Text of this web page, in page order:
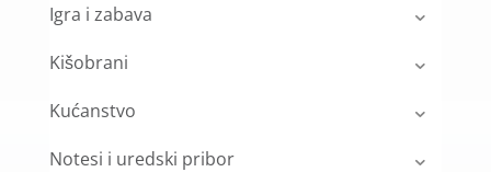
Igra i zabava
Kišobrani
Kućanstvo
Notesi i uredski pribor